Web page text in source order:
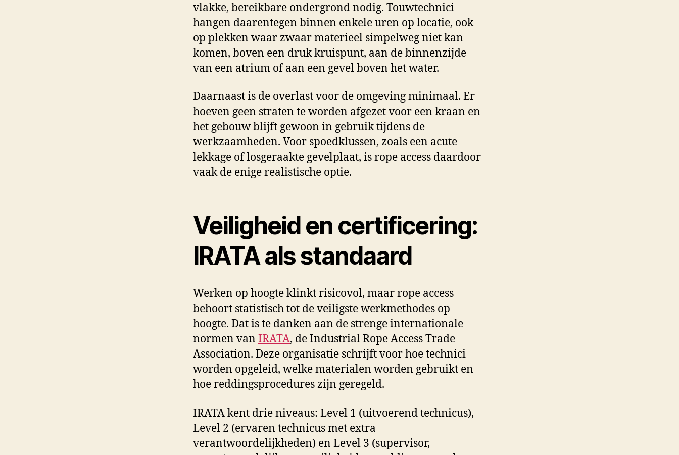
vlakke, bereikbare ondergrond nodig. Touwtechnici
hangen daarentegen binnen enkele uren op locatie, ook
op plekken waar zwaar materieel simpelweg niet kan
komen, boven een druk kruispunt, aan de binnenzijde
van een atrium of aan een gevel boven het water.
Daarnaast is de overlast voor de omgeving minimaal. Er
hoeven geen straten te worden afgezet voor een kraan en
het gebouw blijft gewoon in gebruik tijdens de
werkzaamheden. Voor spoedklussen, zoals een acute
lekkage of losgeraakte gevelplaat, is rope access daardoor
vaak de enige realistische optie.
Veiligheid en certificering:
IRATA als standaard
Werken op hoogte klinkt risicovol, maar rope access
behoort statistisch tot de veiligste werkmethodes op
hoogte. Dat is te danken aan de strenge internationale
normen van IRATA, de Industrial Rope Access Trade
Association. Deze organisatie schrijft voor hoe technici
worden opgeleid, welke materialen worden gebruikt en
hoe reddingsprocedures zijn geregeld.
IRATA kent drie niveaus: Level 1 (uitvoerend technicus),
Level 2 (ervaren technicus met extra
verantwoordelijkheden) en Level 3 (supervisor,